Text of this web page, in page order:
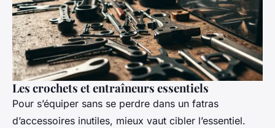
Les crochets et entraîneurs essentiels
Pour s’équiper sans se perdre dans un fatras
d’accessoires inutiles, mieux vaut cibler l’essentiel.